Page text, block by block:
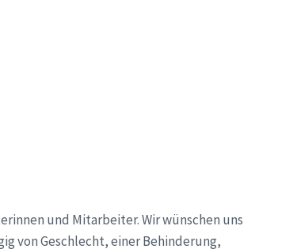
und Mitarbeiter. Wir wünschen uns
von Geschlecht, einer Behinderung,